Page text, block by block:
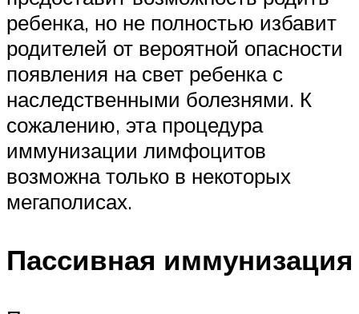
ребенка, но не полностью избавит
родителей от вероятной опасности
появления на свет ребенка с
наследственными болезнями. К
сожалению, эта процедура
иммунизации лимфоцитов
возможна только в некоторых
мегаполисах.
Пассивная иммунизация